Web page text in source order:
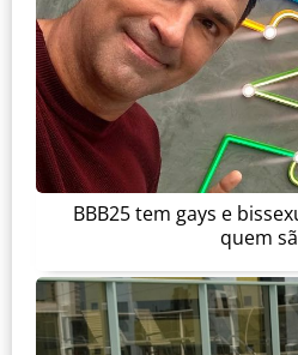
BBB25 tem gays e
quem